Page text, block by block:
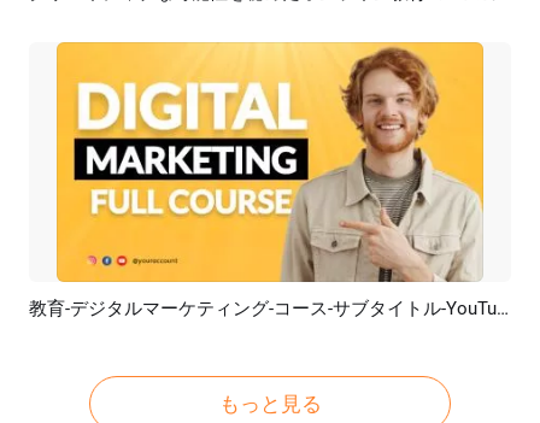
プレビュー AI再生成 教育-デジタルマーケティング-コース-サブタイトル-YouTube-サムネイル-イントロ-アウトロ
もっと見る